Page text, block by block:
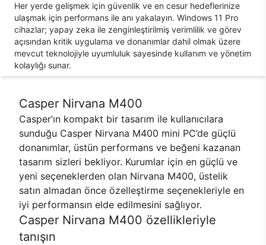
Her yerde gelişmek için güvenlik ve en cesur hedeflerinize
ulaşmak için performans ile anı yakalayın. Windows 11 Pro
cihazlar; yapay zeka ile zenginleştirilmiş verimlilik ve görev
açısından kritik uygulama ve donanımlar dahil olmak üzere
mevcut teknolojiyle uyumluluk sayesinde kullanım ve yönetim
kolaylığı sunar.
Casper Nirvana M400
Casper’ın kompakt bir tasarım ile kullanıcılara
sunduğu Casper Nirvana M400 mini PC’de güçlü
donanımlar, üstün performans ve beğeni kazanan
tasarım sizleri bekliyor. Kurumlar için en güçlü ve
yeni seçeneklerden olan Nirvana M400, üstelik
satın almadan önce özelleştirme seçenekleriyle en
iyi performansın elde edilmesini sağlıyor.
Casper Nirvana M400 özellikleriyle
tanışın